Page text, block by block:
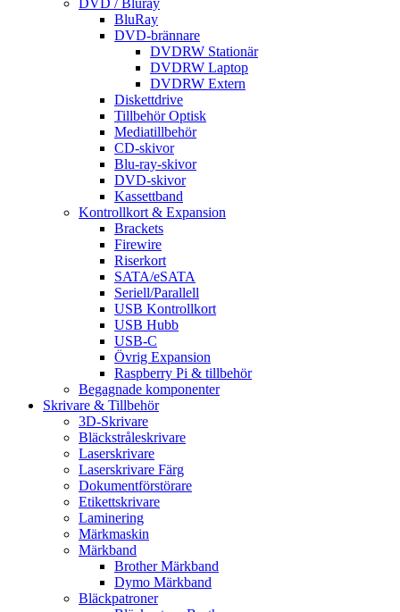
DVD / Bluray
BluRay
DVD-brännare
DVDRW Stationär
DVDRW Laptop
DVDRW Extern
Diskettdrive
Tillbehör Optisk
Mediatillbehör
CD-skivor
Blu-ray-skivor
DVD-skivor
Kassettband
Kontrollkort & Expansion
Brackets
Firewire
Riserkort
SATA/eSATA
Seriell/Parallell
USB Kontrollkort
USB Hubb
USB-C
Övrig Expansion
Raspberry Pi & tillbehör
Begagnade komponenter
Skrivare & Tillbehör
3D-Skrivare
Bläckstråleskrivare
Laserskrivare
Laserskrivare Färg
Dokumentförstörare
Etikettskrivare
Laminering
Märkmaskin
Märkband
Brother Märkband
Dymo Märkband
Bläckpatroner